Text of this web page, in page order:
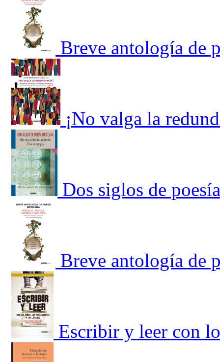
Breve antología de
¡No valga la
Dos siglos de
Breve antología de
Escribir y leer con